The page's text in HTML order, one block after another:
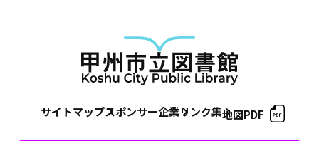
サイトマップスポンサー企業リンク集地図PDF